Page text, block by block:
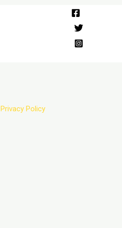
Privacy Policy